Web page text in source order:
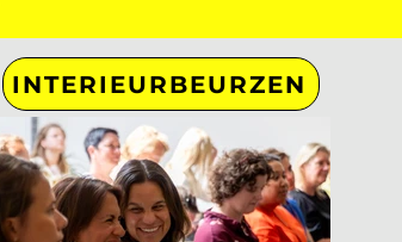
INTERIEURBEURZEN